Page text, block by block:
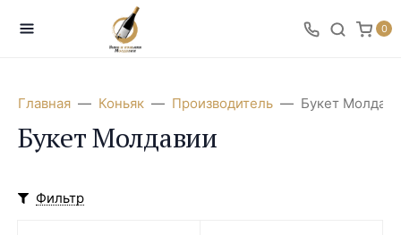
0
Главная Коньяк Производитель Букет
Букет Молдавии
Фильтр